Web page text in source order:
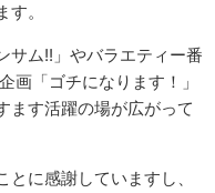
。
サム!!」やバラエティー番
画「ゴチになります！」
ます活躍の場が広がって
に感謝していますし、